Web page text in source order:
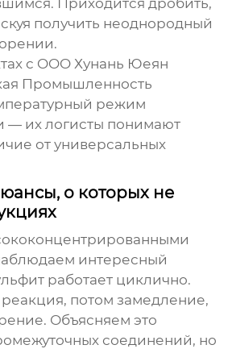
получить неоднородный
с OOO Хунань Юеян
Промышленность
режим
— их логисты понимают
от универсальных
о которых не
интересный
работает циклично.
потом замедление,
Объясняем это
соединений, но